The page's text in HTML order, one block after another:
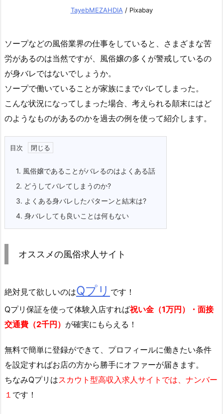
TayebMEZAHDIA/ Pixabay
ソープなどの風俗業界の仕事をしていると、さまざまな苦
労があるのは当然ですが、風俗嬢の多くが警戒しているの
が身バレではないでしょうか。
ソープで働いていることが家族にまでバレてしまった。
こんな状況になってしまった場合、考えられる顛末にはど
のようなものがあるのかを過去の例を使って紹介します。
目次
1. 風俗嬢であることがバレるのはよくある話
2. どうしてバレてしまうのか?
3. よくある身バレしたパターンと結末は?
4. 身バレしても良いことは何もない
オススメの風俗求人サイト
絶対見て欲しいのはQプリ です！
Qプリ保証を使って体験入店すれば祝い金（1万円）・面接
交通費（2千円） が確実にもらえる！
無料で簡単に登録ができて、プロフィールに働きたい条件
を設定すればお店の方から勝手にオファーが届きます。
ちなみQプリはスカウト型高収入求人サイトでは、ナンバー
１ です！